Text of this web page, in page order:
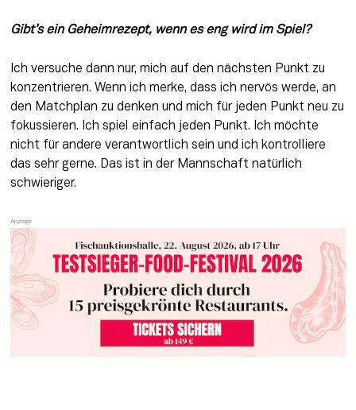
Gibt’s ein Geheimrezept, wenn es eng wird im Spiel?
Ich versuche dann nur, mich auf den nächsten Punkt zu
konzentrieren. Wenn ich merke, dass ich nervös werde, an
den Matchplan zu denken und mich für jeden Punkt neu zu
fokussieren. Ich spiel einfach jeden Punkt. Ich möchte
nicht für andere verantwortlich sein und ich kontrolliere
das sehr gerne. Das ist in der Mannschaft natürlich
schwieriger.